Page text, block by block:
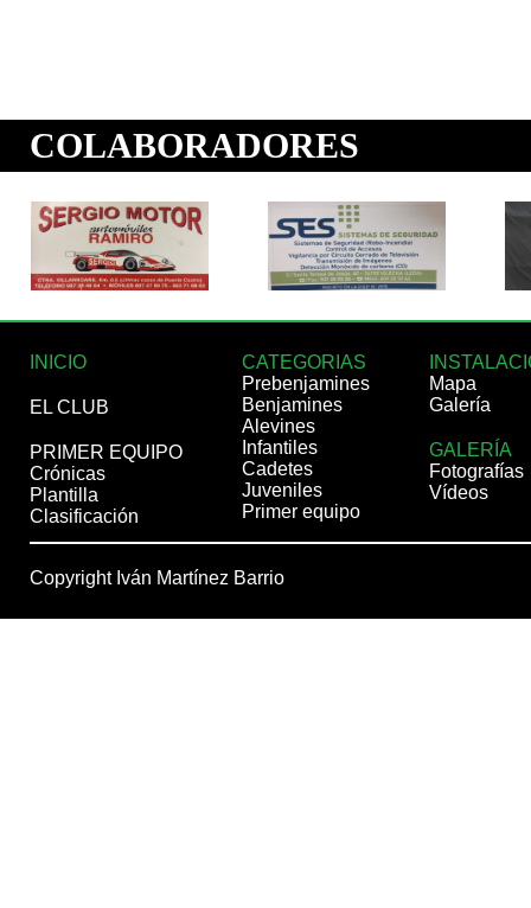
INICIO
EL CLUB
PRIMER EQUIPO
Crónicas
Plantilla
Clasificación
CATEGORIAS
Prebenjamines
Benjamines
Alevines
Infantiles
Cadetes
Juveniles
Primer equipo
Mapa
Galería
GALERÍA
Fotografías
Vídeos
Copyright Iván Martínez Barrio